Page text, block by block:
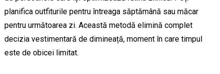
planifica outfiturile pentru întreaga săptămână sau măcar
pentru următoarea zi. Această metodă elimină complet
decizia vestimentară de dimineață, moment în care timpul
este de obicei limitat.